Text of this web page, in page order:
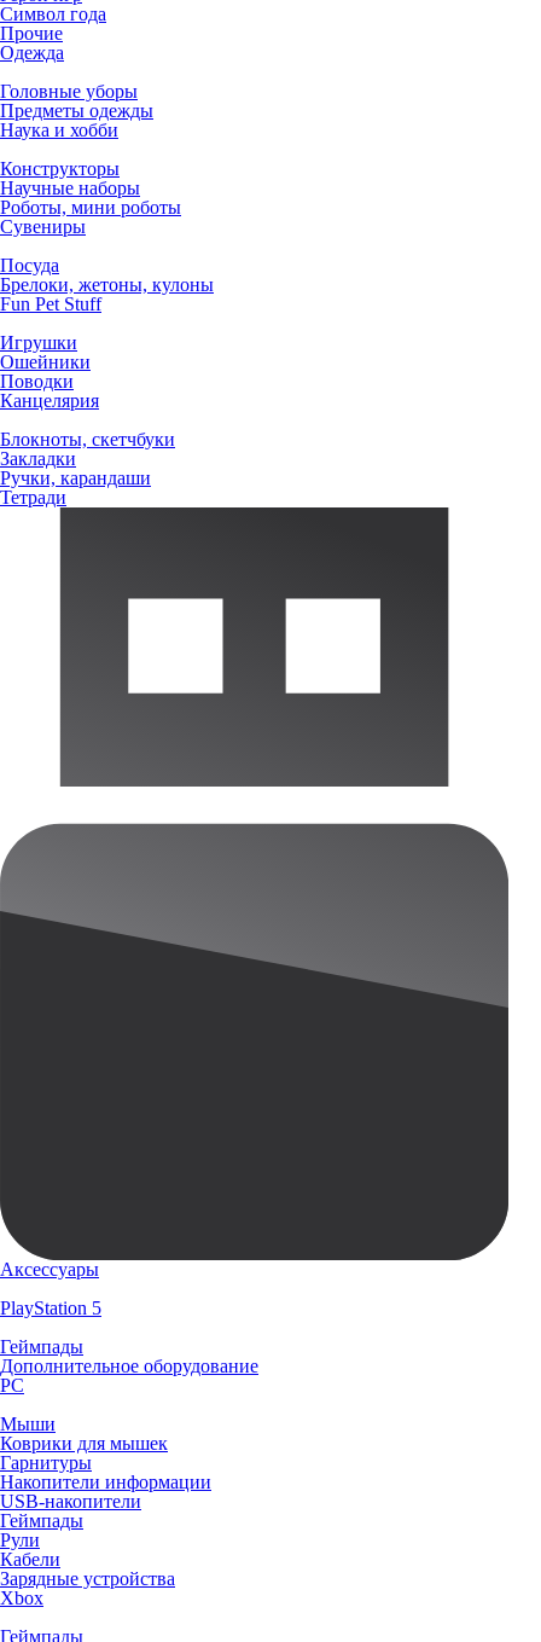
Символ года
Прочие
Одежда
Головные уборы
Предметы одежды
Наука и хобби
Конструкторы
Научные наборы
Роботы, мини роботы
Сувениры
Посуда
Брелоки, жетоны, кулоны
Fun Pet Stuff
Игрушки
Ошейники
Поводки
Канцелярия
Блокноты, скетчбуки
Закладки
Ручки, карандаши
Тетради
Аксессуары
PlayStation 5
Геймпады
Дополнительное оборудование
PC
Мыши
Коврики для мышек
Гарнитуры
Накопители информации
USB-накопители
Геймпады
Рули
Кабели
Зарядные устройства
Xbox
Геймпады